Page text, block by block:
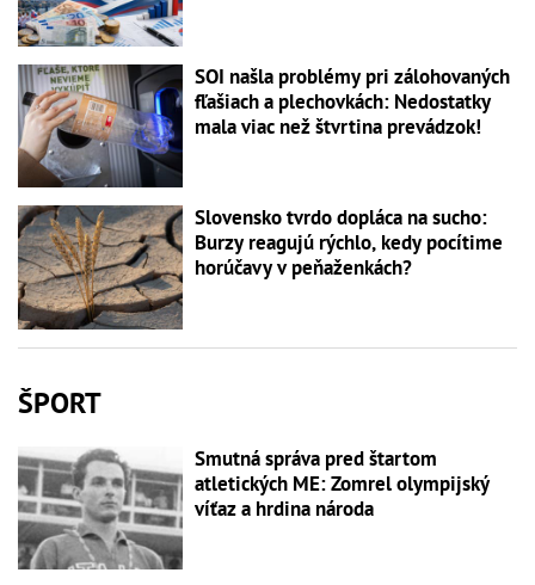
SOI našla problémy pri zálohovaných
fľašiach a plechovkách: Nedostatky
mala viac než štvrtina prevádzok!
Slovensko tvrdo dopláca na sucho:
Burzy reagujú rýchlo, kedy pocítime
horúčavy v peňaženkách?
ŠPORT
Smutná správa pred štartom
atletických ME: Zomrel olympijský
víťaz a hrdina národa